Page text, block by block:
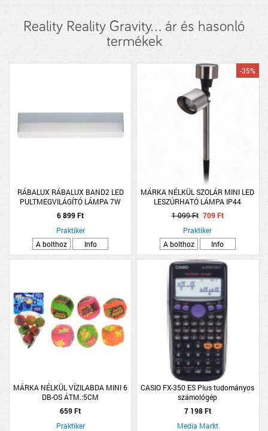
Reality Reality Gravity... ár és hasonló
termékek
RÁBALUX RÁBALUX BAND2 LED
PULTMEGVILÁGÍTÓ LÁMPA 7W
550LM 4000K IP20 27X3,5CM
FEHÉR
6 899 Ft
Praktiker
A bolthoz
Info
MÁRKA NÉLKÜL SZOLÁR MINI LED
LESZÚRHATÓ LÁMPA IP44
12,5X5,5X25,5CM ROZSDAMENTES
ACÉL
-35%
1 099 Ft 709 Ft
Praktiker
A bolthoz
Info
MÁRKA NÉLKÜL VÍZILABDA MINI 6
DB-OS ÁTM.:5CM
659 Ft
Praktiker
CASIO FX-350 ES Plus tudományos
számológép
7 198 Ft
Media Markt